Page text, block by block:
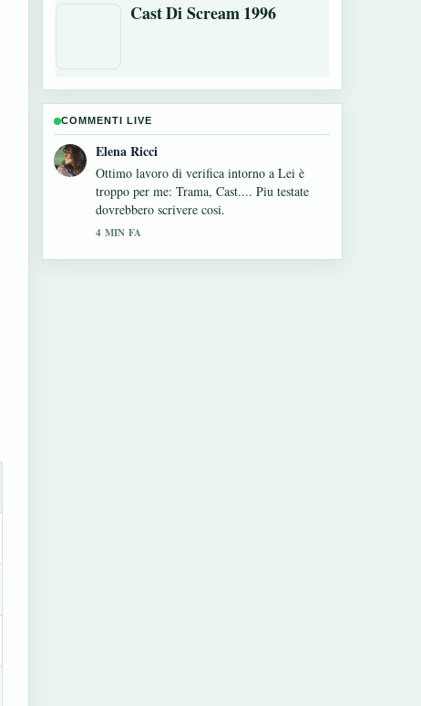
Cast Di Scream 1996
COMMENTI LIVE
Matteo Galli
Ottima analisi di Cast Di Fire Country. E la
sintesi piu chiara che abbia visto oggi.
6 MIN FA